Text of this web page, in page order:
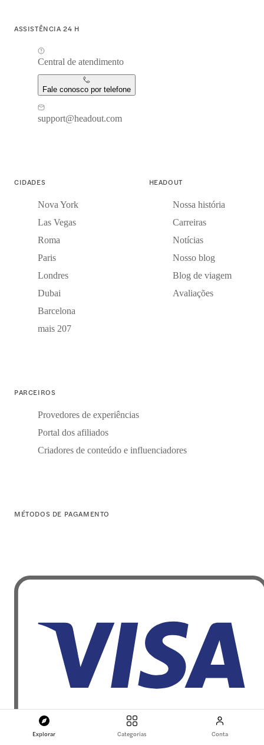
Explorar Categorias Conta
ASSISTÊNCIA 24 H
Central de atendimento
Fale conosco por telefone
support@headout.com
CIDADES
Nova York
Las Vegas
Roma
Paris
Londres
Dubai
Barcelona
mais 207
HEADOUT
Nossa história
Carreiras
Notícias
Nosso blog
Blog de viagem
Avaliações
PARCEIROS
Provedores de experiências
Portal dos afiliados
Criadores de conteúdo e influenciadores
MÉTODOS DE PAGAMENTO